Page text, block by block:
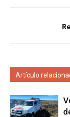
Artículo